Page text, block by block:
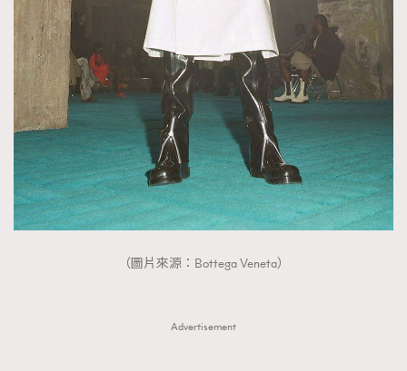
（圖片來源：Bottega Veneta）
Advertisement